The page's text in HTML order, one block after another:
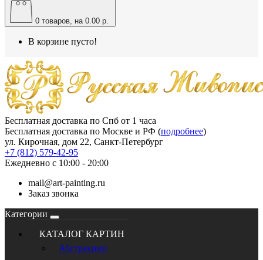
0 товаров, на 0.00 р.
В корзине пусто!
Бесплатная доставка по Спб от 1 часа
Бесплатная доставка по Москве и РФ (подробнее)
ул. Кирочная, дом 22, Санкт-Петербург
+7 (812) 579-42-95
Ежедневно с 10:00 - 20:00
mail@art-painting.ru
Заказ звонка
Категории
КАТАЛОГ КАРТИН
Абстракции